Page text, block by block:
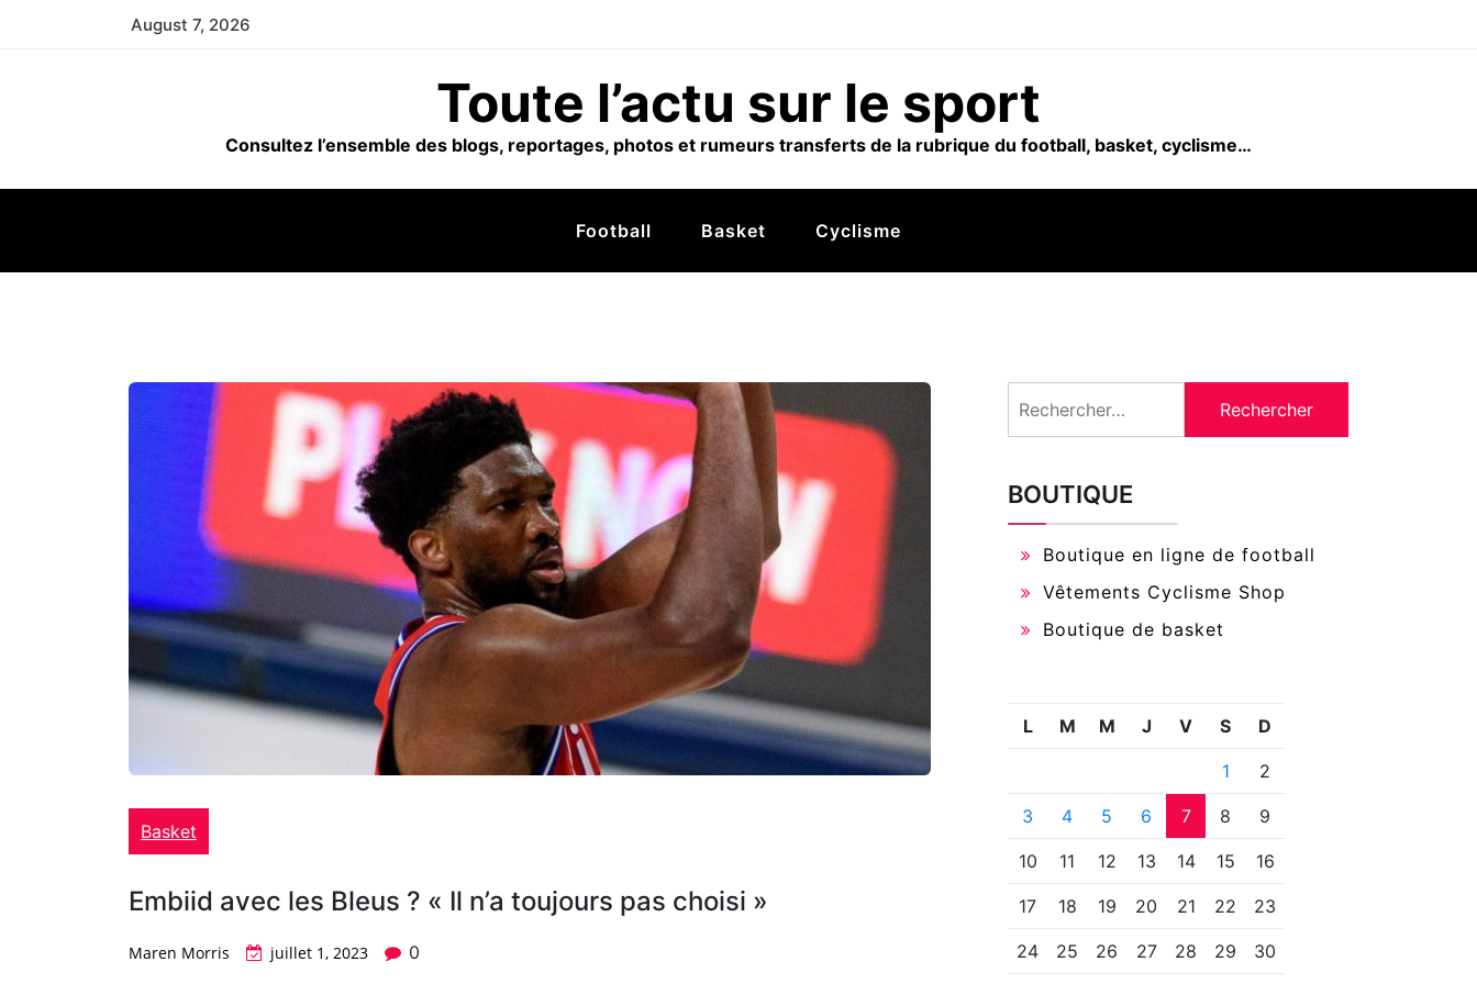
August 7, 2026
Toute l’actu sur le sport
Consultez l’ensemble des blogs, reportages, photos et rumeurs transferts de la rubrique du football, basket, cyclisme…
Football Basket Cyclisme
Basket
Embiid avec les Bleus ? « Il n’a toujours pas choisi »
Maren Morris juillet 1, 2023 0
BOUTIQUE
Boutique en ligne de football
Vêtements Cyclisme Shop
Boutique de basket
L M M J V S D
1 2
3 4 5 6 7 8 9
10 11 12 13 14 15 16
17 18 19 20 21 22 23
24 25 26 27 28 29 30